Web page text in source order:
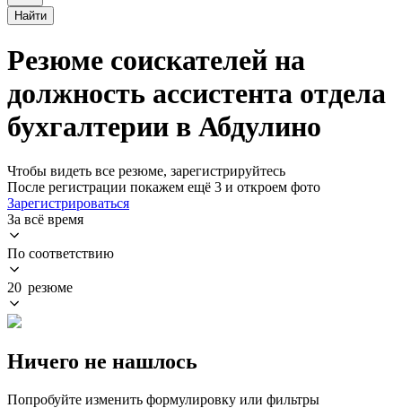
Найти
Резюме соискателей на
должность ассистента отдела
бухгалтерии в Абдулино
Чтобы видеть все резюме, зарегистрируйтесь
После регистрации покажем ещё 3 и откроем фото
Зарегистрироваться
За всё время
По соответствию
20 резюме
Ничего не нашлось
Попробуйте изменить формулировку или фильтры